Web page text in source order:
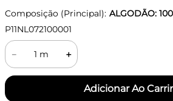
Composição (Principal): ALGODÃO:
P11NL072100001
＋
－